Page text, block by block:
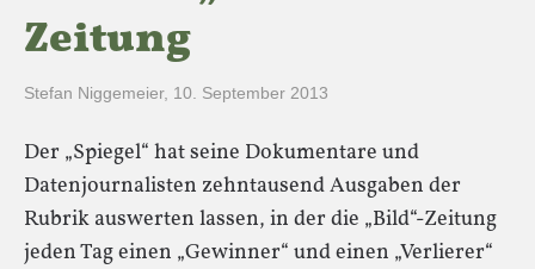
Zeitung
Stefan Niggemeier, 10. September 2013
Der „Spiegel“ hat seine Dokumentare und
Datenjournalisten zehntausend Ausgaben der
Rubrik auswerten lassen, in der die „Bild“-Zeitung
jeden Tag einen „Gewinner“ und einen „Verlierer“